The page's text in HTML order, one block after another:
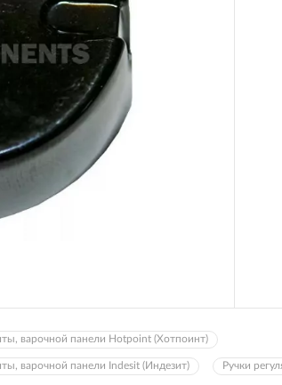
варочной панели Hotpoint (Хотпоинт)
варочной панели Indesit (Индезит) Ручки